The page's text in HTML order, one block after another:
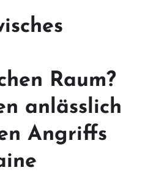
Raum?
anlässlich
Angriffs